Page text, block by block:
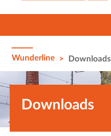
Wunderline > Downloads
Downloads